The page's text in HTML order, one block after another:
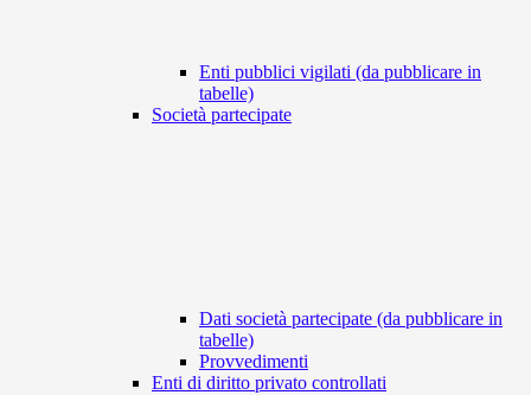
Enti pubblici vigilati (da pubblicare in
tabelle)
Società partecipate
Dati società partecipate (da pubblicare in
tabelle)
Provvedimenti
Enti di diritto privato controllati